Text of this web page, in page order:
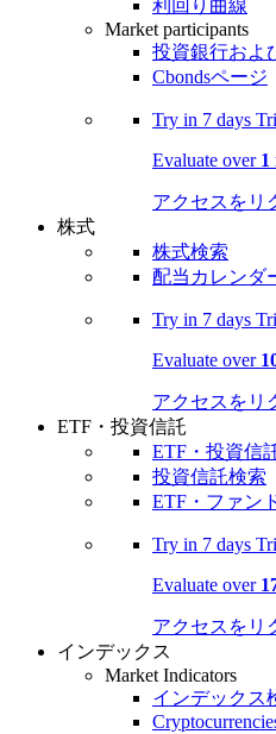
利回り曲線
Market participants
投資銀行およ
Cbondsページ
Try in 7 days
Evaluate over 1
アクセスをリ
株式
株式検索
配当カレンダ
Try in 7 days
Evaluate over
アクセスをリ
ETF・投資信託
ETF・投資信
投資信託検索
ETF・ファン
Try in 7 days
Evaluate over
アクセスをリ
インデックス
Market Indicators
インデックス